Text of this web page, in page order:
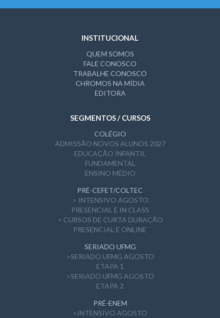
INSTITUCIONAL
QUEM SOMOS
FALE CONOSCO
TRABALHE CONOSCO
CHROMOS NA MÍDIA
EDITORA
SEGMENTOS / CURSOS
COLÉGIO
ADMISSÃO NOVOS ALUNOS 2027
EDUCAÇÃO INFANTIL
FUNDAMENTAL
ENSINO MÉDIO
PRÉ-CEFET/COLTEC
> INTENSIVO AGOSTO
PRESENCIAL E IN CLASS
> CURSOS DE CURTA DURAÇÃO
PRESENCIAL E ONLINE
SERIADO UFMG
>SERIADO UFMG AGOSTO
ETAPA 1
>SERIADO UFMG AGOSTO
ETAPA 2
PRÉ-ENEM
>INTENSIVO AGOSTO